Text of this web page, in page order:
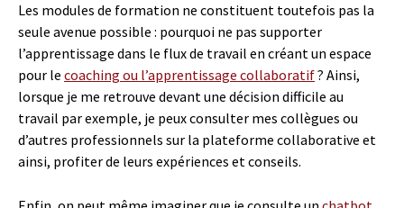
Les modules de formation ne constituent toutefois pas la
seule avenue possible : pourquoi ne pas supporter
l’apprentissage dans le flux de travail en créant un espace
pour le coaching ou l’apprentissage collaboratif? Ainsi,
lorsque je me retrouve devant une décision difficile au
travail par exemple, je peux consulter mes collègues ou
d’autres professionnels sur la plateforme collaborative et
ainsi, profiter de leurs expériences et conseils.